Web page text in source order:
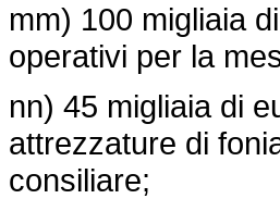
mm) 100 migliaia
operativi per la
nn) 45 migliaia di
attrezzature di
consiliare;